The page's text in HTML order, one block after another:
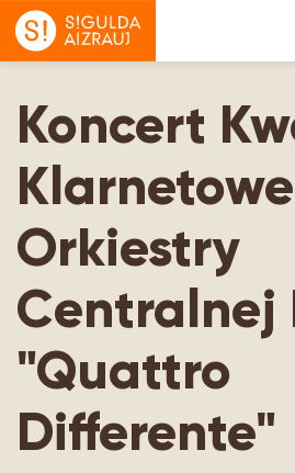
Koncert
Orkiestry
Centralnej
"Quattro
Differente"